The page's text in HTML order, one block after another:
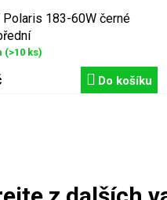
Polaris 183-60W černé
(>10 ks)
Do košíku